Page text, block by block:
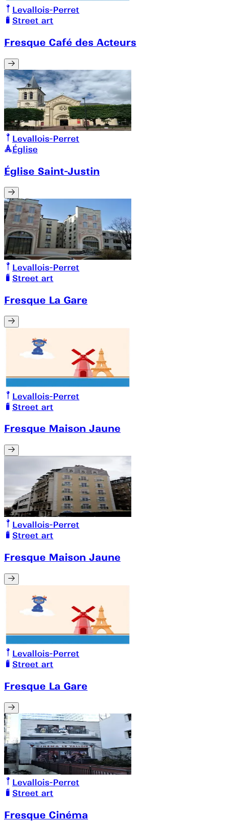
Levallois-Perret
Street art
Fresque Café des Acteurs
Levallois-Perret
Église
Église Saint-Justin
Levallois-Perret
Street art
Fresque La Gare
Levallois-Perret
Street art
Fresque Maison Jaune
Levallois-Perret
Street art
Fresque Maison Jaune
Levallois-Perret
Street art
Fresque La Gare
Levallois-Perret
Street art
Fresque Cinéma